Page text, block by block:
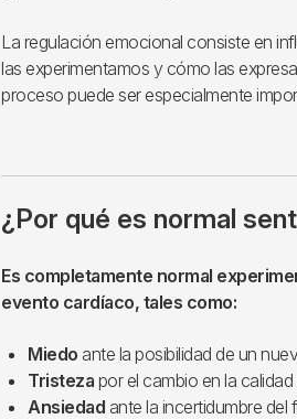
La regulación emocional consiste en
las experimentamos y cómo las
proceso puede ser especialmente
¿Por qué es normal
Es completamente normal
evento cardíaco, tales como:
Miedo ante la posibilidad de un
Tristeza por el cambio en la calidad
Ansiedad ante la incertidumbre del